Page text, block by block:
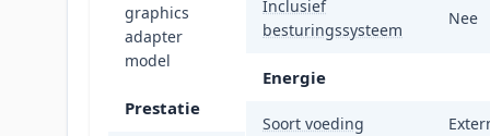
graphics
adapter
model
Intel Iris Xe
Graphics
Prestatie
Inclusief
besturingssysteem
Nee
Energie
Soort voeding